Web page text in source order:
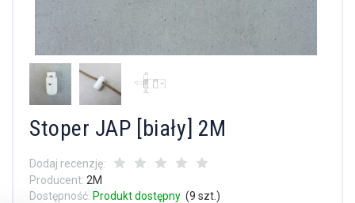
Stoper JAP [biały] 2M
Dodaj recenzję:
Producent: 2M
Dostępność: Produkt dostępny (9 szt.)